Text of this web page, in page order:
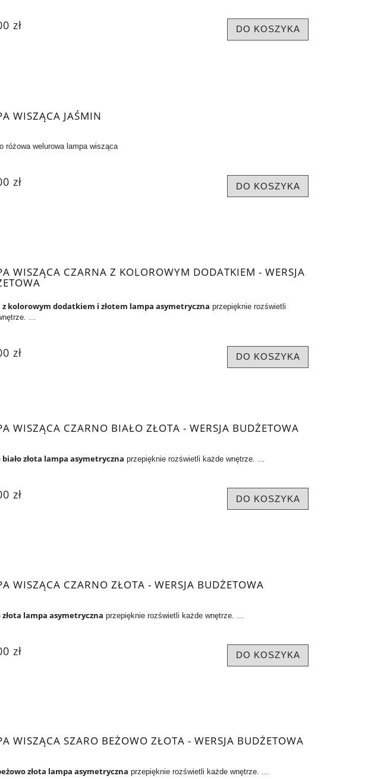
zł DO KOSZYKA
WISZĄCA JAŚMIN
różowa welurowa lampa wisząca
zł DO KOSZYKA
WISZĄCA CZARNA Z KOLOROWYM DODATKIEM - WERSJA
z kolorowym dodatkiem i złotem lampa asymetryczna przepięknie rozświetli
...
zł DO KOSZYKA
WISZĄCA CZARNO BIAŁO ZŁOTA - WERSJA BUDŻETOWA
biało złota lampa asymetryczna przepięknie rozświetli każde wnętrze. ...
zł DO KOSZYKA
WISZĄCA CZARNO ZŁOTA - WERSJA BUDŻETOWA
złota lampa asymetryczna przepięknie rozświetli każde wnętrze. ...
zł DO KOSZYKA
WISZĄCA SZARO BEŻOWO ZŁOTA - WERSJA BUDŻETOWA
złota lampa asymetryczna przepięknie rozświetli każde wnętrze. ...